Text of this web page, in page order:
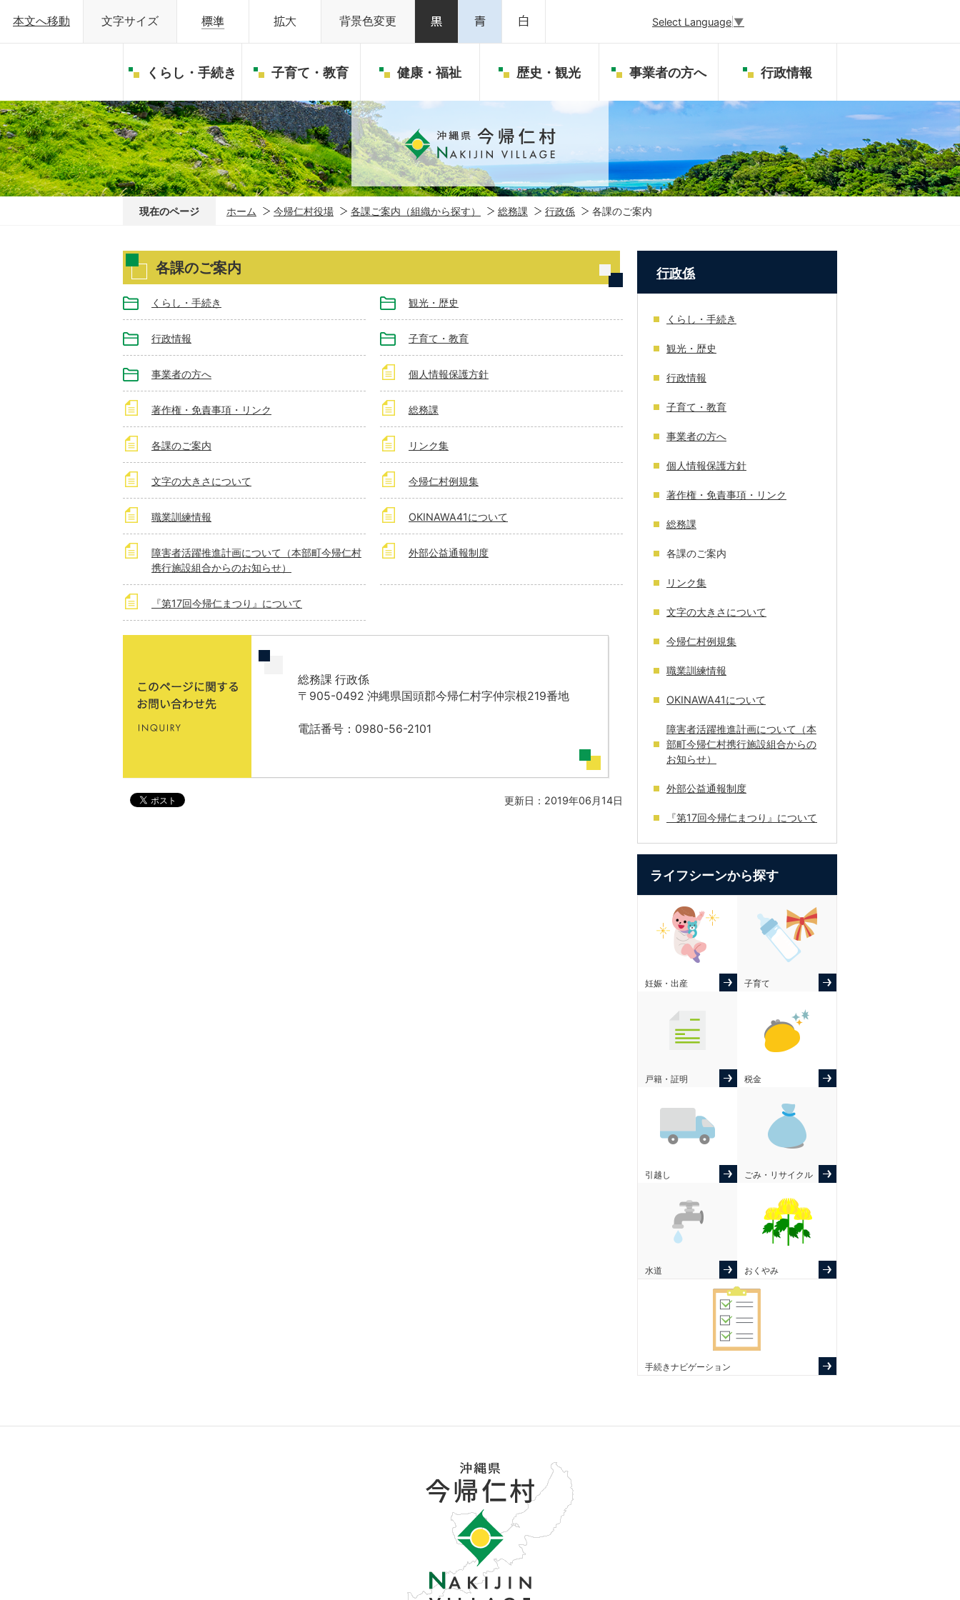
本文へ移動 文字サイズ 背景色変更 Select Language ▼
くらし・手続き 子育て・教育 健康・福祉 歴史・観光 事業者の方へ 行政情報
現在のページ ホーム 今帰仁村役場 各課ご案内（組織から探す） 総務課 行政係 各課のご案内
各課のご案内
くらし・手続き 観光・歴史
行政情報 子育て・教育
事業者の方へ 個人情報保護方針
著作権・免責事項・リンク 総務課
各課のご案内 リンク集
文字の大きさについて 今帰仁村例規集
職業訓練情報 OKINAWA41について
障害者活躍推進計画について（本部町今帰仁村
携行施設組合からのお知らせ）
外部公益通報制度
『第17回今帰仁まつり』について
総務課 行政係
〒905-0492 沖縄県国頭郡今帰仁村字仲宗根219番地
電話番号：0980-56-2101
更新日：2019年06月14日
行政係
くらし・手続き
観光・歴史
行政情報
子育て・教育
事業者の方へ
個人情報保護方針
著作権・免責事項・リンク
総務課
各課のご案内
リンク集
文字の大きさについて
今帰仁村例規集
職業訓練情報
OKINAWA41について
障害者活躍推進計画について（本
部町今帰仁村携行施設組合からの
お知らせ）
外部公益通報制度
『第17回今帰仁まつり』について
ライフシーンから探す
妊娠・出産 子育て
戸籍・証明 税金
引越し ごみ・リサイクル
水道 おくやみ
手続きナビゲーション